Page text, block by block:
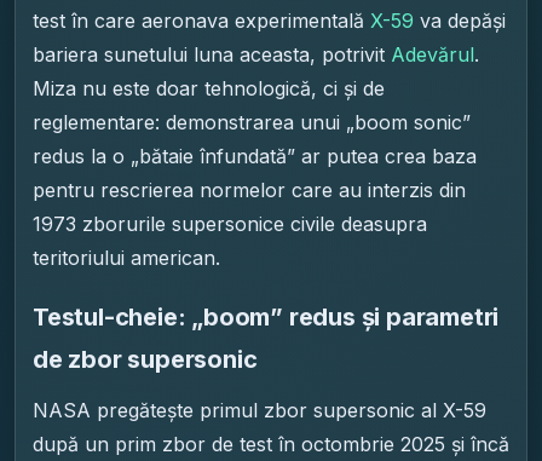
test în care aeronava experimentală X-59 va depăși
bariera sunetului luna aceasta, potrivit Adevărul.
Miza nu este doar tehnologică, ci și de
reglementare: demonstrarea unui „boom sonic”
redus la o „bătaie înfundată” ar putea crea baza
pentru rescrierea normelor care au interzis din
1973 zborurile supersonice civile deasupra
teritoriului american.
Testul-cheie: „boom” redus și parametri
de zbor supersonic
NASA pregătește primul zbor supersonic al X-59
după un prim zbor de test în octombrie 2025 și încă